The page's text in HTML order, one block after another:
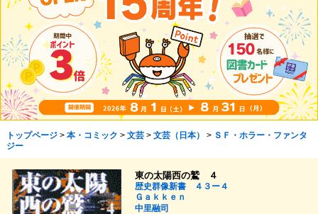
トップページ> 本・コミック > 文芸> 文芸（日本） > ＳＦ・ホラー・ファンタ
ジー
東の太陽西の鷲 ４
歴史群像新書 ４３ー４
Ｇａｋｋｅｎ
中里融司